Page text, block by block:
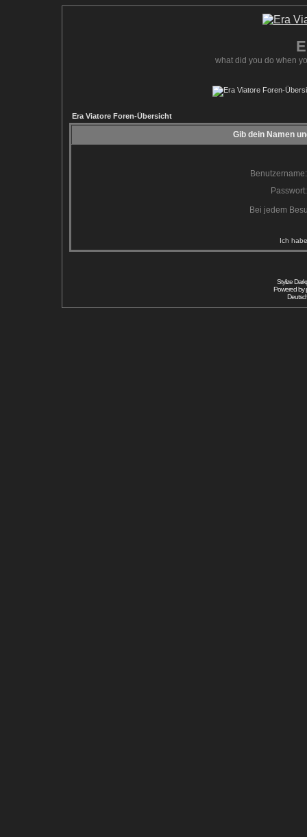
what did you do when
Era Viatore Foren-Übersicht
Gib dein Namen
Benutzername:
Passwort:
Bei jedem
Ich
Stylize
Powered by